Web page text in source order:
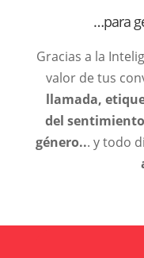
…para
Gracias a la
valor de tus
llamada,
del
género... y todo